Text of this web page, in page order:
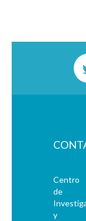
Centro
de
y